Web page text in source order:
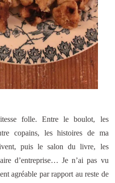
folle. Entre le boulot, les
copains, les histoires de ma
puis le salon du livre, les
d’entreprise… Je n’ai pas vu
agréable par rapport au reste de